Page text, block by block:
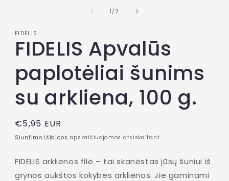
1 /iš
2
FIDELIS
FIDELIS Apvalūs
paplotėliai šunims
su arkliena, 100 g.
Įprasta
kaina
€5,95 EUR
Siuntimo išlaidos apskaičiuojamos atsiskaitant.
FIDELIS arklienos filė – tai skanėstas jūsų šuniui iš
grynos aukštos kokybės arklienos. Jie gaminami